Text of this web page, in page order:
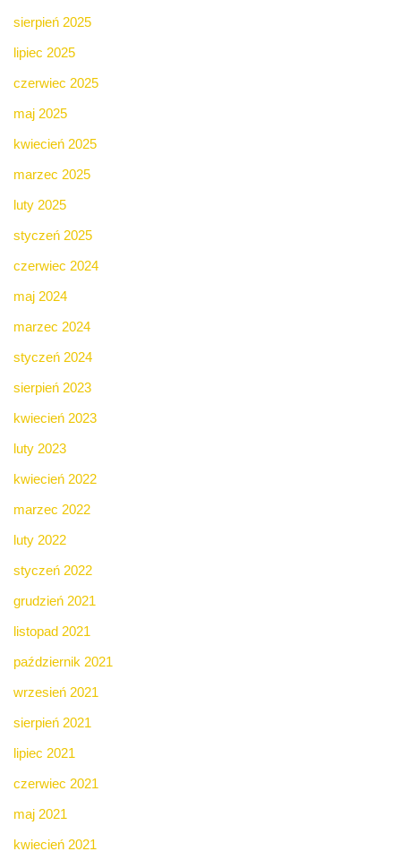
sierpień 2025
lipiec 2025
czerwiec 2025
maj 2025
kwiecień 2025
marzec 2025
luty 2025
styczeń 2025
czerwiec 2024
maj 2024
marzec 2024
styczeń 2024
sierpień 2023
kwiecień 2023
luty 2023
kwiecień 2022
marzec 2022
luty 2022
styczeń 2022
grudzień 2021
listopad 2021
październik 2021
wrzesień 2021
sierpień 2021
lipiec 2021
czerwiec 2021
maj 2021
kwiecień 2021